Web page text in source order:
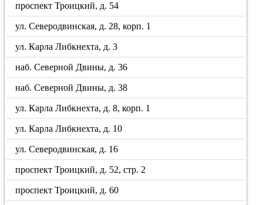
проспект Троицкий, д. 54
ул. Северодвинская, д. 28, корп. 1
ул. Карла Либкнехта, д. 3
наб. Северной Двины, д. 36
наб. Северной Двины, д. 38
ул. Карла Либкнехта, д. 8, корп. 1
ул. Карла Либкнехта, д. 10
ул. Северодвинская, д. 16
проспект Троицкий, д. 52, стр. 2
проспект Троицкий, д. 60